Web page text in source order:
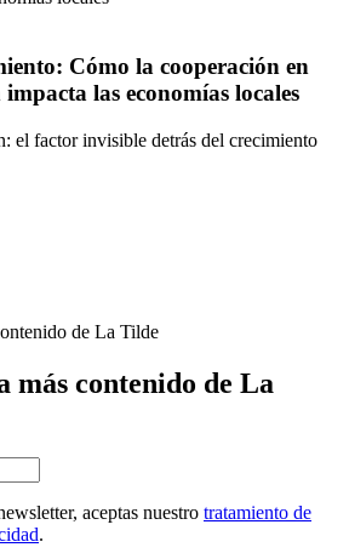
Cómo la cooperación en
las economías locales
el factor invisible detrás del crecimiento
más contenido de La
aceptas nuestro tratamiento de
.